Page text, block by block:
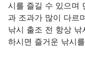
시를 즐길 수 있으며
과 조과가 많이 다르
낚시 출조 전 항상
하시면 즐거운 낚시